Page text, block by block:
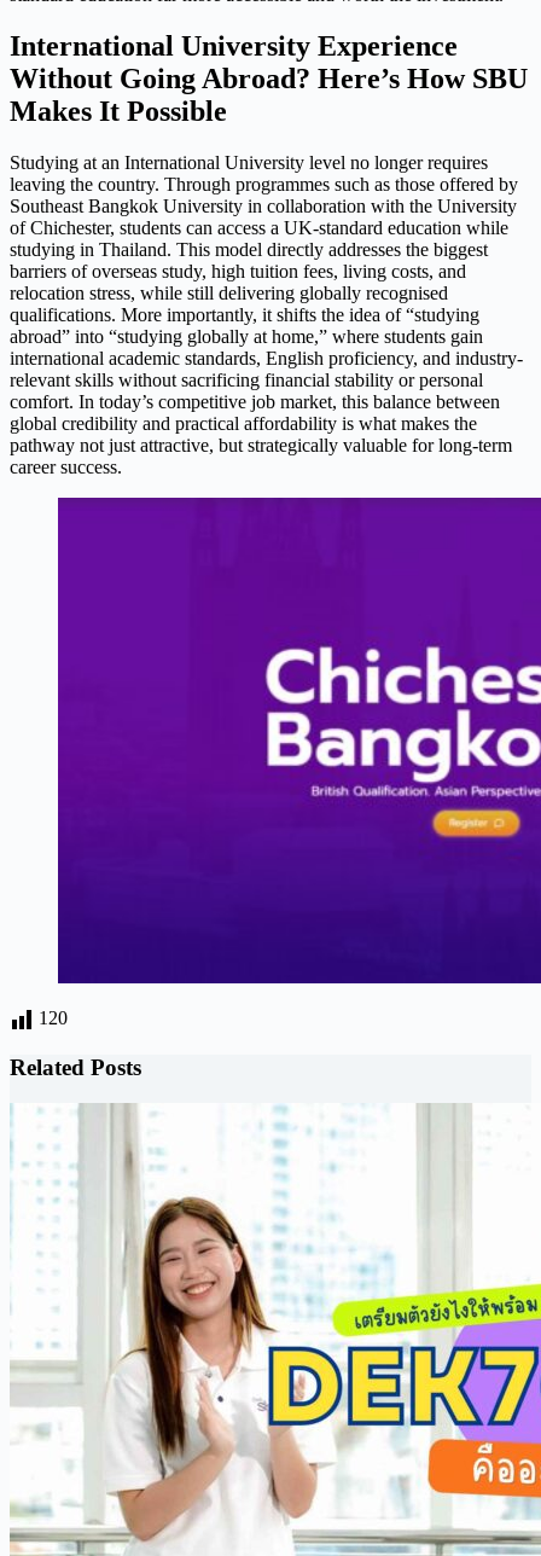
International University Experience
Without Going Abroad? Here’s How SBU
Makes It Possible
Studying at an International University level no longer requires
leaving the country. Through programmes such as those offered by
Southeast Bangkok University in collaboration with the University
of Chichester, students can access a UK-standard education while
studying in Thailand. This model directly addresses the biggest
barriers of overseas study, high tuition fees, living costs, and
relocation stress, while still delivering globally recognised
qualifications. More importantly, it shifts the idea of “studying
abroad” into “studying globally at home,” where students gain
international academic standards, English proficiency, and industry-
relevant skills without sacrificing financial stability or personal
comfort. In today’s competitive job market, this balance between
global credibility and practical affordability is what makes the
pathway not just attractive, but strategically valuable for long-term
career success.
120
Related Posts